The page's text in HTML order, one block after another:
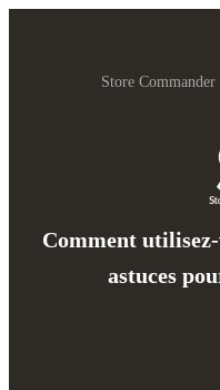
Store
Comment utilisez-
astuces